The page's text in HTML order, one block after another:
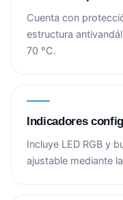
Cuenta con
estructura
70 °C.
Indicadores
Incluye LED RGB y
ajustable mediante